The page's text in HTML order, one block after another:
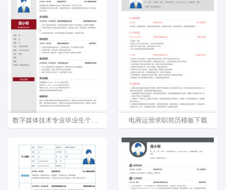
数字媒体技术专业毕业生个人简历模板范文 电商运营求职简历模板下载